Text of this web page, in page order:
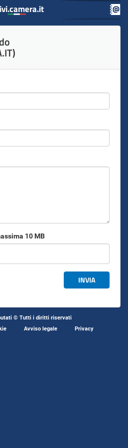
10 MB
INVIA
© Tutti i diritti riservati
Avviso legale Privacy